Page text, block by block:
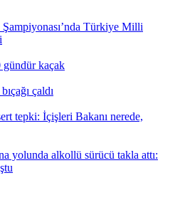
Türkiye Milli
kaçak
çaldı
tepki: İçişleri Bakanı nerede,
yolunda alkollü sürücü takla attı: